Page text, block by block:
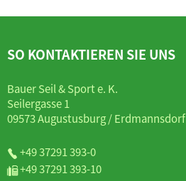
SO KONTAKTIEREN SIE UNS
Bauer Seil & Sport e. K.
Seilergasse 1
09573 Augustusburg / Erdmannsdorf
+49 37291 393-0
+49 37291 393-10